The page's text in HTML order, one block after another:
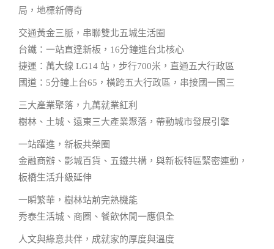
局，地標新傳奇
交通黃金三脈，串聯雙北五城生活圈
台鐵：一站直達新板，16分鐘進台北核心
捷運：萬大線 LG14 站，步行700米，直通五大行政區
國道：5分鐘上台65，橫跨五大行政區，串接國一國三
三大產業聚落，九萬就業紅利
樹林、土城、遠東三大產業聚落，帶動城市發展引擎
一站躍進，新板共榮圈
金融商辦、影城百貨、五鐵共構，與新板特區緊密連動，
板橋生活升級延伸
一瞬繁華，樹林站前完熟機能
秀泰生活城、商圈、餐飲休閒一應俱全
人文與綠意共伴，成就家的厚度與溫度